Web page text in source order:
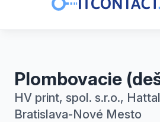
Plombovacie
HV print, spol. s.r.o.,
Bratislava-Nové Mesto